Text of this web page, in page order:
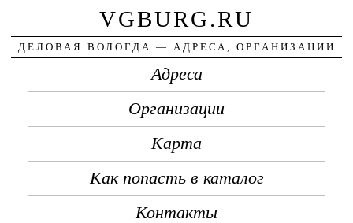
VGBURG.RU
ДЕЛОВАЯ ВОЛОГДА — АДРЕСА, ОРГАНИЗАЦИИ
Адреса
Организации
Карта
Как попасть в каталог
Контакты